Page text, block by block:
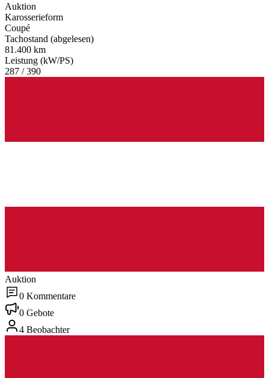
Auktion
Karosserieform
Coupé
Tachostand (abgelesen)
81.400 km
Leistung (kW/PS)
287 / 390
Auktion
0 Kommentare
0 Gebote
4 Beobachter